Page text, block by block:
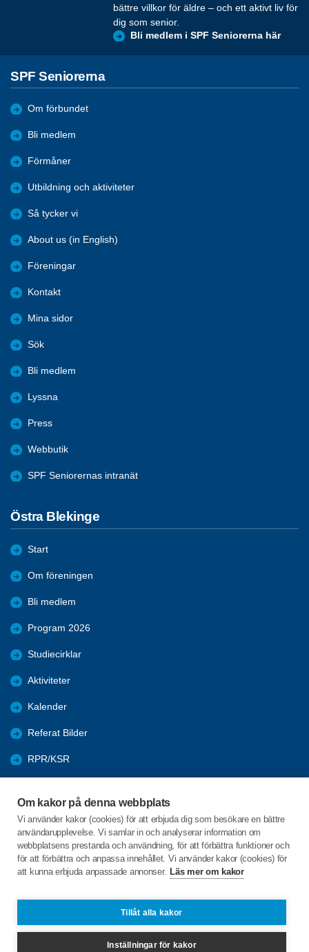
Om kakor på denna webbplats
Vi använder kakor (cookies) för att erbjuda dig som besökare en bättre
användarupplevelse. Vi samlar in och analyserar information om
webbplatsens prestanda och användning, för att förbättra funktioner och
för att förbättra och anpassa innehållet. Vi använder kakor (cookies) för
att kunna erbjuda anpassade annonser. Läs mer om kakor
Tillåt alla kakor
Inställningar för kakor
bättre villkor för äldre – och ett aktivt liv för
dig som senior.
Bli medlem i SPF Seniorerna här
SPF Seniorerna
Om förbundet
Bli medlem
Förmåner
Utbildning och aktiviteter
Så tycker vi
About us (in English)
Föreningar
Kontakt
Mina sidor
Sök
Bli medlem
Lyssna
Press
Webbutik
SPF Seniorernas intranät
Östra Blekinge
Start
Om föreningen
Bli medlem
Program 2026
Studiecirklar
Aktiviteter
Kalender
Referat Bilder
RPR/KSR
Föreningarnas öppna aktiviteter
C/o:Karl-Erik Andersson